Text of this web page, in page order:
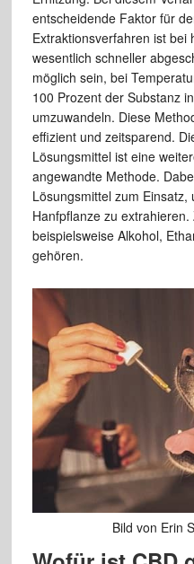
entscheidende Faktor für
Extraktionsverfahren ist bei
wesentlich schneller
möglich sein, bei
100 Prozent der Substanz
umzuwandeln. Diese
effizient und zeitsparend.
Lösungsmittel ist eine
angewandte Methode.
Lösungsmittel zum Einsatz,
Hanfpflanze zu
beispielsweise Alkohol,
gehören.
Bild von Erin